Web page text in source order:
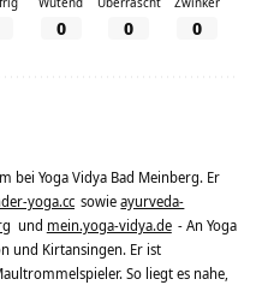
0 0 0
bei Yoga Vidya Bad Meinberg. Er
yoga.cc sowieayurveda-
und mein.yoga-vidya.de - An Yoga
und Kirtansingen. Er ist
So liegt es nahe,